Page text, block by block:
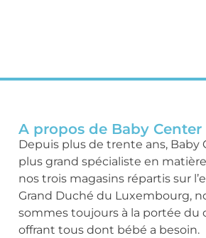
A propos de Baby Center
Depuis plus de trente ans, Baby
plus grand spécialiste en
nos trois magasins répartis sur
Grand Duché du Luxembourg,
sommes toujours à la portée du
offrant tous dont bébé a besoin.